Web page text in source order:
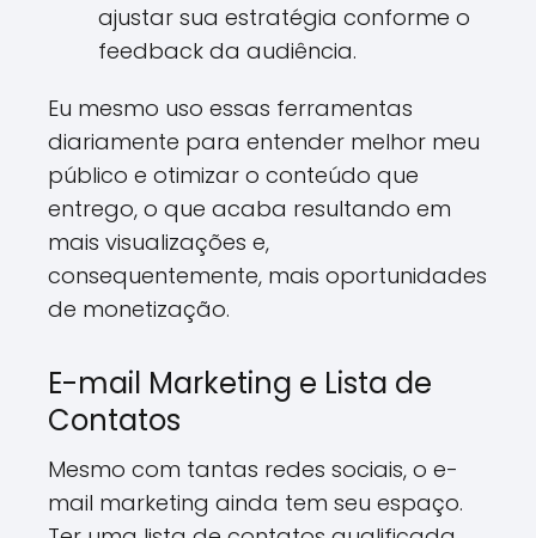
ajustar sua estratégia conforme o
feedback da audiência.
Eu mesmo uso essas ferramentas
diariamente para entender melhor meu
público e otimizar o conteúdo que
entrego, o que acaba resultando em
mais visualizações e,
consequentemente, mais oportunidades
de monetização.
E-mail Marketing e Lista de
Contatos
Mesmo com tantas redes sociais, o e-
mail marketing ainda tem seu espaço.